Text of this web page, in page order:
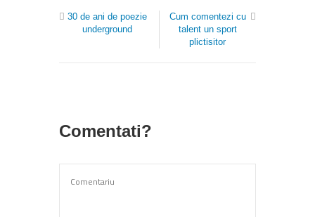
30 de ani de poezie
underground
Cum comentezi cu
talent un sport
plictisitor
Comentati?